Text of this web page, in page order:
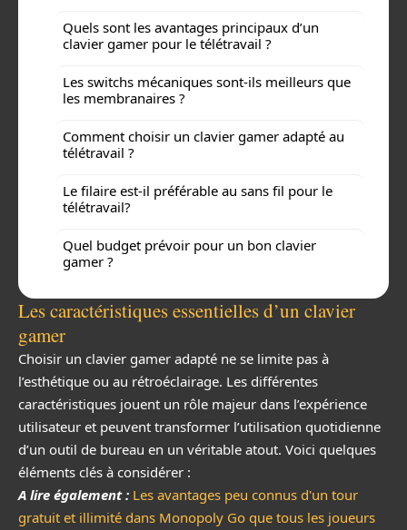
Quels sont les avantages principaux d’un
clavier gamer pour le télétravail ?
Les switchs mécaniques sont-ils meilleurs que
les membranaires ?
Comment choisir un clavier gamer adapté au
télétravail ?
Le filaire est-il préférable au sans fil pour le
télétravail?
Quel budget prévoir pour un bon clavier
gamer ?
Les caractéristiques essentielles d’un clavier
gamer
Choisir un clavier gamer adapté ne se limite pas à
l’esthétique ou au rétroéclairage. Les différentes
caractéristiques jouent un rôle majeur dans l’expérience
utilisateur et peuvent transformer l’utilisation quotidienne
d’un outil de bureau en un véritable atout. Voici quelques
éléments clés à considérer :
A lire également : Les avantages peu connus d'un tour
gratuit et illimité dans Monopoly Go que tous les joueurs